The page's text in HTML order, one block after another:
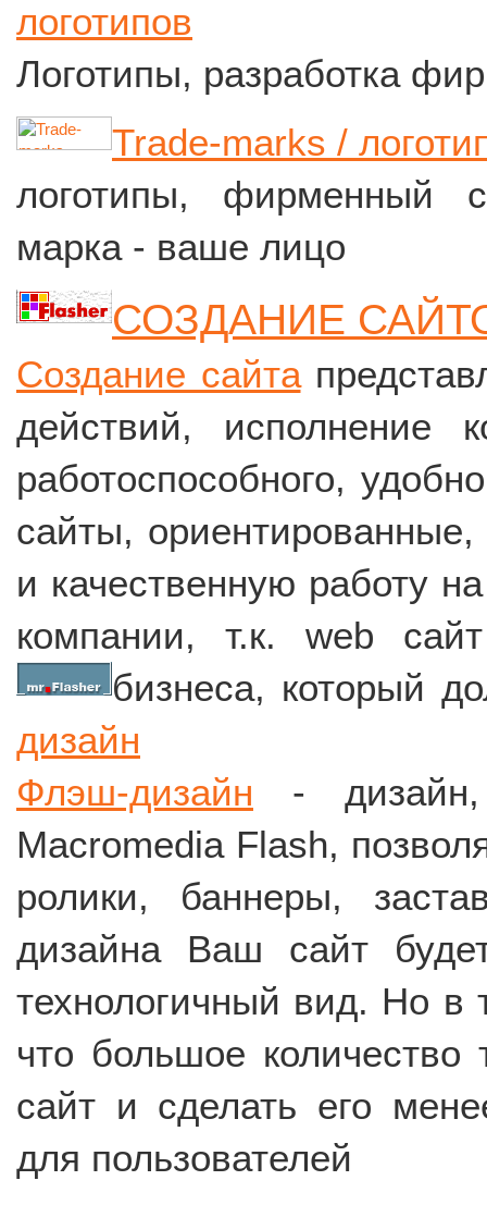
логотипов
Логотипы, разработка
Trade-marks /
логотипы, фирменный
марка - ваше лицо
СОЗДАНИЕ
Создание сайта
действий, исполнение
работоспособного,
сайты,
и качественную работу
компании, т.к. web
бизнеса, который
дизайн
Флэш-дизайн - дизайн,
Macromedia Flash,
ролики, баннеры,
дизайна Ваш сайт
технологичный вид. Но в
что большое количество
сайт и сделать его
для пользователей